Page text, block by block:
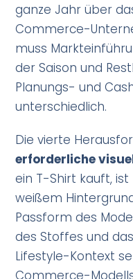
ganze Jahr über
Commerce-
muss
der Saison und
Planungs- und
unterschiedlich.
Die vierte
erforderliche
ein T-Shirt kauft,
weißem
Passform des
des Stoffes und
Lifestyle-Kontext
Commerce-